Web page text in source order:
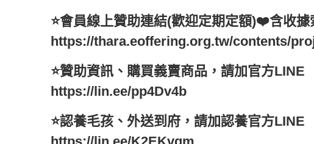
⭐️會員線上贊助連結(歡迎定期定額)❤️含收據
https://thara.eoffering.org.tw/contents/
⭐️贊助資訊、購買義賣商品，請加官方LINE
https://lin.ee/pp4Dv4b
⭐️認養毛孩、外送到府，請加認養官方LINE